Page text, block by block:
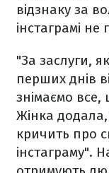
відзнаку за
інстаграмі не
"За заслуги,
перших днів
знімаємо
Жінка
кричить про
інстаграму".